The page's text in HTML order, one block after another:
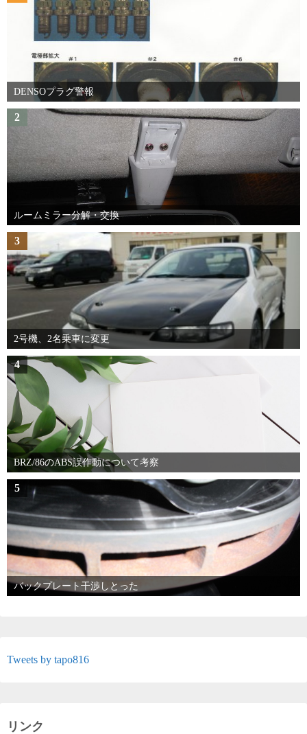
DENSOプラグ警報
2
ルームミラー分解・交換
3
2号機、2名乗車に変更
4
BRZ/86のABS誤作動について考察
5
バックプレート干渉しとった
Tweets by tapo816
リンク